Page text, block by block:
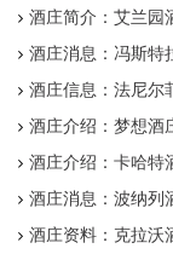
酒庄简介：艾兰园
酒庄消息：冯斯特
酒庄信息：法尼尔
酒庄介绍：梦想酒
酒庄介绍：卡哈特
酒庄消息：波纳列
酒庄资料：克拉沃